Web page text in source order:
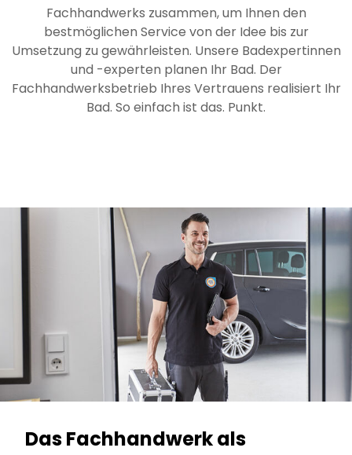
Fachhandwerks zusammen, um Ihnen den
bestmöglichen Service von der Idee bis zur
Umsetzung zu gewährleisten. Unsere Badexpertinnen
und -experten planen Ihr Bad. Der
Fachhandwerksbetrieb Ihres Vertrauens realisiert Ihr
Bad. So einfach ist das. Punkt.
Das Fachhandwerk als